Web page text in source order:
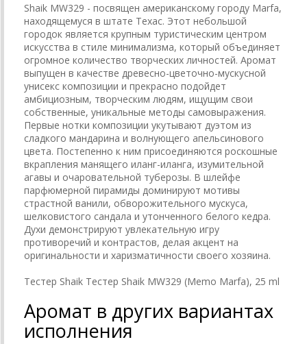
Shaik MW329 - посвящен американскому городу Marfa,
находящемуся в штате Техас. Этот небольшой
городок является крупным туристическим центром
искусства в стиле минимализма, который объединяет
огромное количество творческих личностей. Аромат
выпущен в качестве древесно-цветочно-мускусной
унисекс композиции и прекрасно подойдет
амбициозным, творческим людям, ищущим свои
собственные, уникальные методы самовыражения.
Первые нотки композиции укутывают дуэтом из
сладкого мандарина и волнующего апельсинового
цвета. Постепенно к ним присоединяются роскошные
вкрапления манящего иланг-иланга, изумительной
агавы и очаровательной туберозы. В шлейфе
парфюмерной пирамиды доминируют мотивы
страстной ванили, обворожительного мускуса,
шелковистого сандала и утонченного белого кедра.
Духи демонстрируют увлекательную игру
противоречий и контрастов, делая акцент на
оригинальности и харизматичности своего хозяина.
Тестер Shaik Тестер Shaik MW329 (Memo Marfa), 25 ml
Аромат в других вариантах
исполнения